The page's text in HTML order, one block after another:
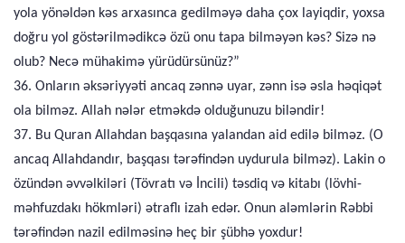
yola yönəldən kəs arxasınca gedilməyə daha çox layiqdir, yoxsa
doğru yol göstərilmədikcə özü onu tapa bilməyən kəs? Sizə nə
olub? Necə mühakimə yürüdürsünüz?”
36. Onların əksəriyyəti ancaq zənnə uyar, zənn isə əsla həqiqət
ola bilməz. Allah nələr etməkdə olduğunuzu biləndir!
37. Bu Quran Allahdan başqasına yalandan aid edilə bilməz. (O
ancaq Allahdandır, başqası tərəfindən uydurula bilməz). Lakin o
özündən əvvəlkiləri (Tövratı və İncili) təsdiq və kitabı (lövhi-
məhfuzdakı hökmləri) ətraflı izah edər. Onun aləmlərin Rəbbi
tərəfindən nazil edilməsinə heç bir şübhə yoxdur!